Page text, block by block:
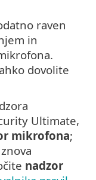
raven
in
dovolite
Ultimate,
mikrofona;
nadzor